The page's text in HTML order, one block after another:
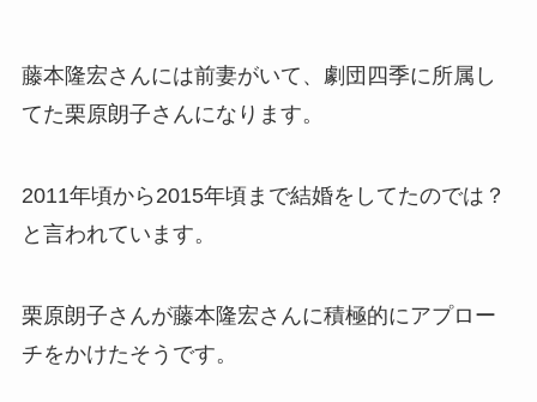
藤本隆宏さんには前妻がいて、劇団四季に所属し
てた栗原朗子さんになります。
2011年頃から2015年頃まで結婚をしてたのでは？
と言われています。
栗原朗子さんが藤本隆宏さんに積極的にアプロー
チをかけたそうです。